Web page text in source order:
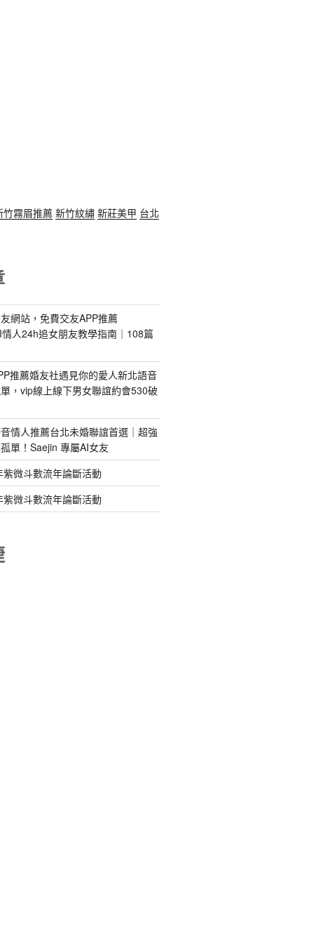
竹霧眉推薦 新竹紋繡 新莊美甲 台北
網站，免費交友APP推薦
人24h追女朋友教學指南｜108篇
推薦婚友社遇見你的愛人新北語音
，vip線上線下男女聯誼約會530破
情人推薦台北未婚聯誼首選｜超強
單！Saejin 專屬AI女友
微斗數流年論斷活動
微斗數流年論斷活動